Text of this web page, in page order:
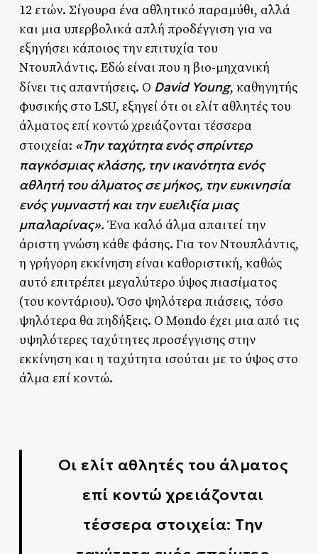
12 ετών. Σίγουρα ένα αθλητικό παραμύθι, αλλά
και μια υπερβολικά απλή προδέγγιση για να
εξηγήσει κάποιος την επιτυχία του
Ντουπλάντις. Εδώ είναι που η βιο-μηχανική
δίνει τις απαντήσεις. Ο David Young, καθηγητής
φυσικής στο LSU, εξηγεί ότι οι ελίτ αθλητές του
άλματος επί κοντώ χρειάζονται τέσσερα
στοιχεία: «Την ταχύτητα ενός σπρίντερ
παγκόσμιας κλάσης, την ικανότητα ενός
αθλητή του άλματος σε μήκος, την ευκινησία
ενός γυμναστή και την ευελιξία μιας
μπαλαρίνας».Ένα καλό άλμα απαιτεί την
άριστη γνώση κάθε φάσης. Για τον Ντουπλάντις,
η γρήγορη εκκίνηση είναι καθοριστική, καθώς
αυτό επιτρέπει μεγαλύτερο ύψος πιασίματος
(του κοντάριου). Όσο ψηλότερα πιάσεις, τόσο
ψηλότερα θα πηδήξεις. Ο Mondo έχει μια από τις
υψηλότερες ταχύτητες προσέγγισης στην
εκκίνηση και η ταχύτητα ισούται με το ύψος στο
άλμα επί κοντώ.
Oι ελίτ αθλητές του άλματος
επί κοντώ χρειάζονται
τέσσερα στοιχεία: Την